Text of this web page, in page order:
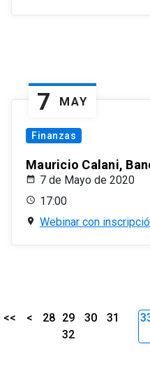
7 MAY
Finanzas
Mauricio Calani,
7 de Mayo de 2020
17:00
Webinar con
<< < 28 29 30
31
32